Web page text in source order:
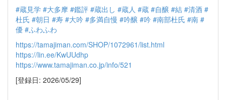
#蔵見学 #大多摩 #鑑評 #蔵出し #蔵人 #蔵 #自醸 #結 #清酒 #
杜氏 #朝日 #寿 #大吟 #多満自慢 #吟醸 #吟 #南部杜氏 #南 #
優 #ふわふわ
https://tamajiman.com/SHOP/1072961/list.html
https://lin.ee/KwUUdhp
https://www.tamajiman.co.jp/info/521
[登録日: 2026/05/29]